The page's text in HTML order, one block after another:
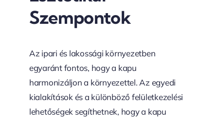
Szempontok
Az ipari és lakossági környezetben
egyaránt fontos, hogy a kapu
harmonizáljon a környezettel. Az egyedi
kialakítások és a különböző felületkezelési
lehetőségek segíthetnek, hogy a kapu